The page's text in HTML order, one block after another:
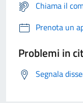
Chiama il
Prenota un
Problemi in
Segnala